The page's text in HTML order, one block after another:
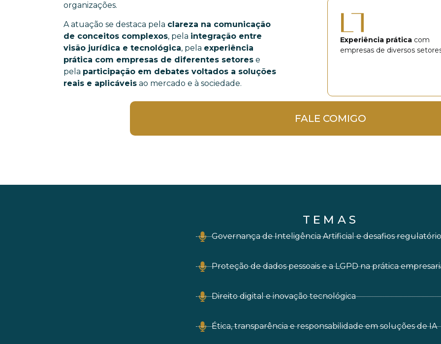
organizações.
A atuação se destaca pela clareza na comunicação
de conceitos complexos, pela integração entre
visão jurídica e tecnológica, pela experiência
prática com empresas de diferentes setores e
pela participação em debates voltados a soluções
reais e aplicáveis ao mercado e à sociedade.
Experiência práticacom
empresas de diversos
FALE COMIGO
TEMAS
Governança de Inteligência Artificial e desafios
Proteção de dados pessoais e a LGPD na prática
Direito digital e inovação tecnológica
Ética, transparência e responsabilidade em soluções de IA